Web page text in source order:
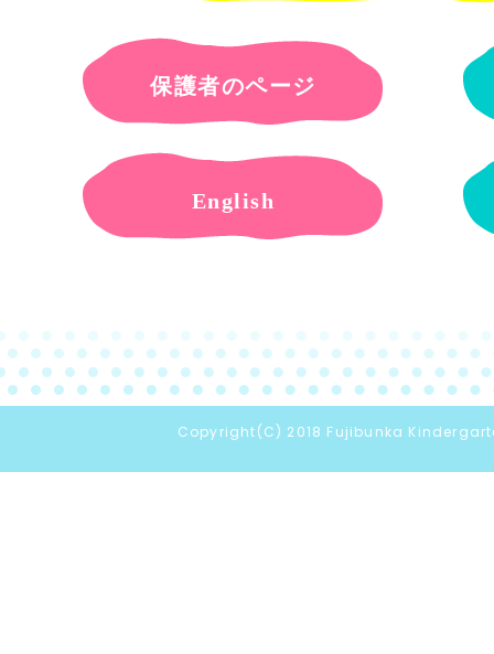
保護者のページ
English
Copyright(C) 2018 Fujibunka